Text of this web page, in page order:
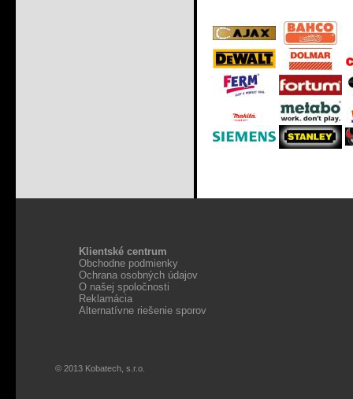
Klientské centrum
Obchodne podmienky
Ochrana osobných údajov
O našej spoločnosti
Reklamácia
Alternatívne riešenie sporov
© 2013 Kobatech, s.r.o.